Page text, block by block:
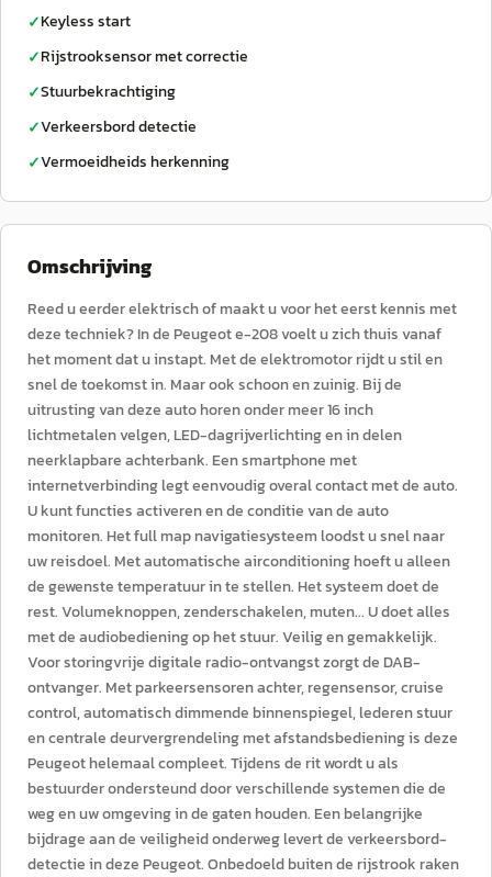
✓Keyless start
✓Rijstrooksensor met correctie
✓Stuurbekrachtiging
✓Verkeersbord detectie
✓Vermoeidheids herkenning
Omschrijving
Reed u eerder elektrisch of maakt u voor het eerst kennis met
deze techniek? In de Peugeot e-208 voelt u zich thuis vanaf
het moment dat u instapt. Met de elektromotor rijdt u stil en
snel de toekomst in. Maar ook schoon en zuinig. Bij de
uitrusting van deze auto horen onder meer 16 inch
lichtmetalen velgen, LED-dagrijverlichting en in delen
neerklapbare achterbank. Een smartphone met
internetverbinding legt eenvoudig overal contact met de auto.
U kunt functies activeren en de conditie van de auto
monitoren. Het full map navigatiesysteem loodst u snel naar
uw reisdoel. Met automatische airconditioning hoeft u alleen
de gewenste temperatuur in te stellen. Het systeem doet de
rest. Volumeknoppen, zenderschakelen, muten... U doet alles
met de audiobediening op het stuur. Veilig en gemakkelijk.
Voor storingvrije digitale radio-ontvangst zorgt de DAB-
ontvanger. Met parkeersensoren achter, regensensor, cruise
control, automatisch dimmende binnenspiegel, lederen stuur
en centrale deurvergrendeling met afstandsbediening is deze
Peugeot helemaal compleet. Tijdens de rit wordt u als
bestuurder ondersteund door verschillende systemen die de
weg en uw omgeving in de gaten houden. Een belangrijke
bijdrage aan de veiligheid onderweg levert de verkeersbord-
detectie in deze Peugeot. Onbedoeld buiten de rijstrook raken